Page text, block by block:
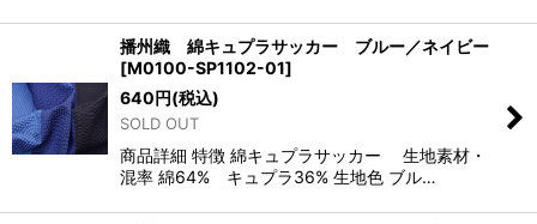
播州織 綿キュプラサッカー ブルー／ネイビー
[M0100-SP1102-01]
640円(税込)
SOLD OUT
商品詳細 特徴 綿キュプラサッカー 生地素材・
混率 綿64% キュプラ36% 生地色 ブル…